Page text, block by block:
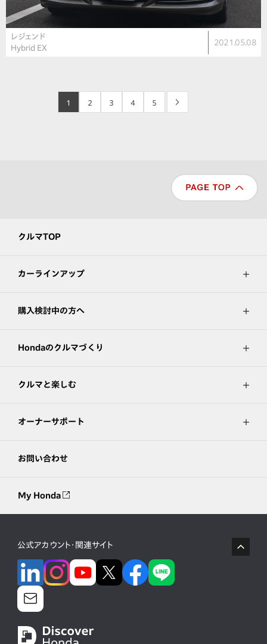
レジェンド
Hybrid EX
2021.05.08
1 2 3 4 5 >
クルマTOP
カーラインアップ
購入検討中の方へ
Hondaのクルマづくり
クルマと楽しむ
オーナーサポート
お問い合わせ
My Honda
公式アカウント・関連サイト